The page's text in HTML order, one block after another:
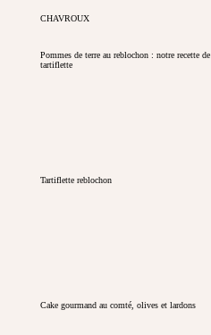
CHAVROUX
Pommes de terre au reblochon : notre recette de
tartiflette
Tartiflette reblochon
Cake gourmand au comté, olives et lardons